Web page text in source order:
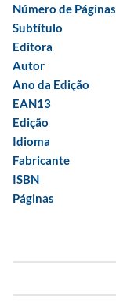
Número de Páginas
Subtítulo
Editora
Autor
Ano da Edição
EAN13
Edição
Idioma
Fabricante
ISBN
Páginas